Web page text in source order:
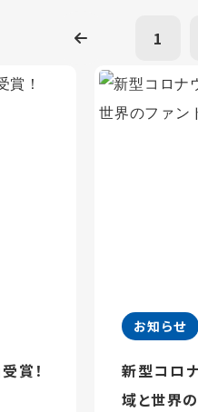
1
賞！
お知らせ
新型コロ
域と世界